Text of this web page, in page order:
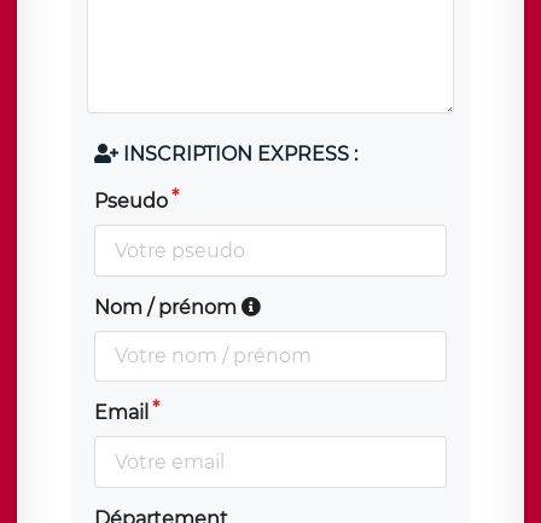
INSCRIPTION EXPRESS :
Pseudo
Nom / prénom
Email
Département